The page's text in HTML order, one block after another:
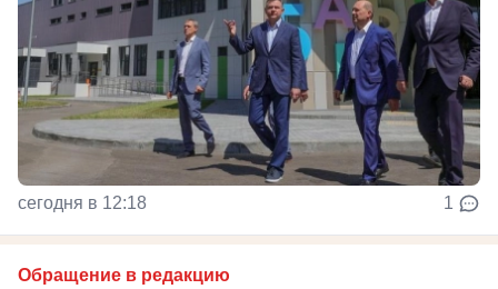
сегодня в 12:18 1
Обращение в редакцию